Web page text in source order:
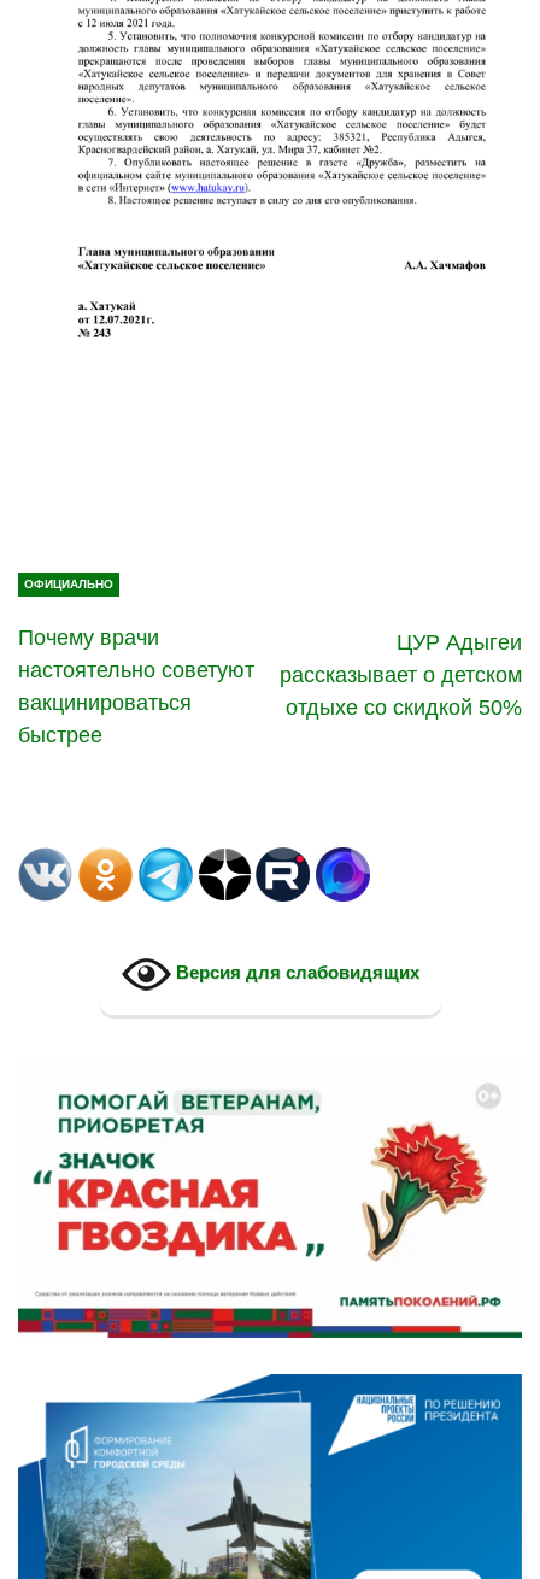
ОФИЦИАЛЬНО
Почему врачи
настоятельно советуют
вакцинироваться
быстрее
ЦУР Адыгеи
рассказывает о детском
отдыхе со скидкой 50%
Версия для слабовидящих